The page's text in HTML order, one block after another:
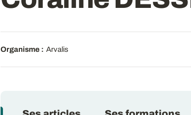
Organisme : Arvalis